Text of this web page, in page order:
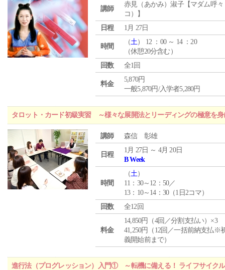
講師
赤見（あかみ）淑子【マダム呼々
コ）】
日程
1月 27日
時間
（土） 12 ：00 ～ 14 ：20
（休憩20分含む）
回数
全1回
料金
5,870円
一般5,870円/入学者5,280円
タロット・カード初級実習 ～様々な展開法とリーディングの極意を身
講師 森信 彰雄
日程
1月 27日 ～ 4月 20日
B Week
時間
（土）
11：30～12：50／
13：10～14：30（1日2コマ）
回数
全12回
料金
14,850円（4回／分割支払い）×3
41,250円（12回／一括前納支払※
義開始前まで）
進行法（プログレッション）入門① ～転機に備える！ ライフサイク